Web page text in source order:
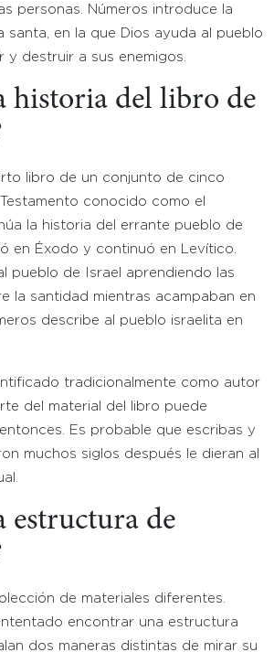
personas. Números introduce la
santa, en la que Dios ayuda al pueblo
y destruir a sus enemigos.
historia del libro de
libro de un conjunto de cinco
conocido como el
la historia del errante pueblo de
en Éxodo y continuó en Levítico.
pueblo de Israel aprendiendo las
la santidad mientras acampaban en
describe al pueblo israelita en
tradicionalmente como autor
del material del libro puede
Es probable que escribas y
muchos siglos después le dieran al
estructura de
de materiales diferentes.
encontrar una estructura
dos maneras distintas de mirar su